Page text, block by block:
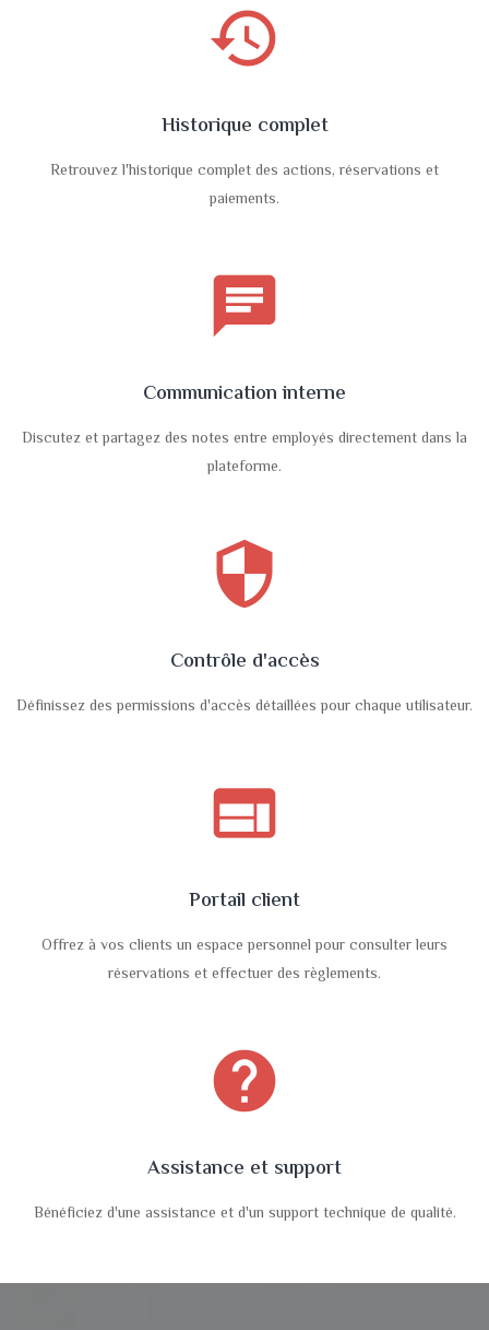
history
Historique complet
Retrouvez l'historique complet des actions, réservations et
paiements.
chat
Communication interne
Discutez et partagez des notes entre employés directement dans la
plateforme.
security
Contrôle d'accès
Définissez des permissions d'accès détaillées pour chaque utilisateur.
web
Portail client
Offrez à vos clients un espace personnel pour consulter leurs
réservations et effectuer des règlements.
help
Assistance et support
Bénéficiez d'une assistance et d'un support technique de qualité.